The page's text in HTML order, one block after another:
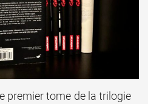
premier tome de la trilogie